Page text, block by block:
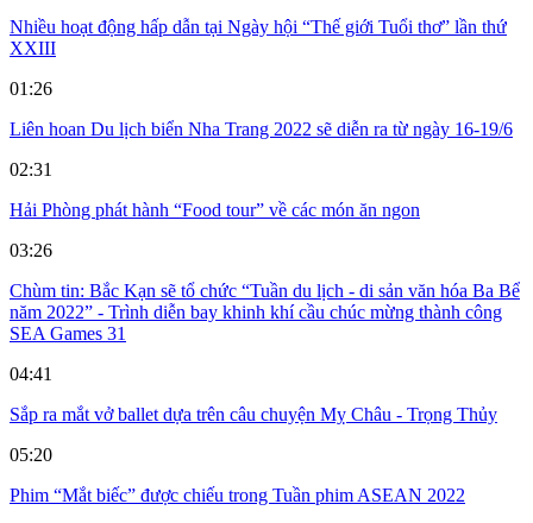
Nhiều hoạt động hấp dẫn tại Ngày hội “Thế giới Tuổi thơ” lần thứ
XXIII
01:26
Liên hoan Du lịch biển Nha Trang 2022 sẽ diễn ra từ ngày 16-19/6
02:31
Hải Phòng phát hành “Food tour” về các món ăn ngon
03:26
Chùm tin: Bắc Kạn sẽ tổ chức “Tuần du lịch - di sản văn hóa Ba Bể
năm 2022” - Trình diễn bay khinh khí cầu chúc mừng thành công
SEA Games 31
04:41
Sắp ra mắt vở ballet dựa trên câu chuyện Mỵ Châu - Trọng Thủy
05:20
Phim “Mắt biếc” được chiếu trong Tuần phim ASEAN 2022